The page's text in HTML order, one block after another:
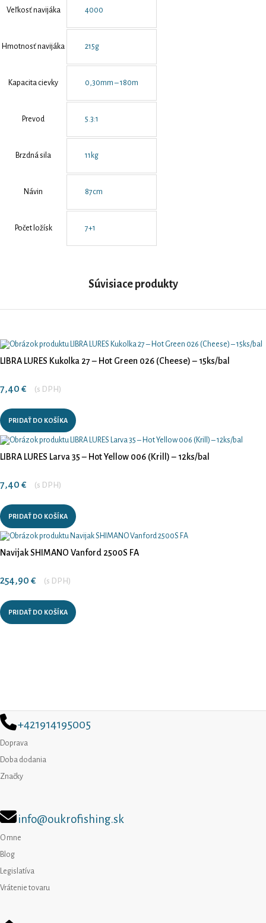
Veľkosť navijáka 4000
Hmotnosť navijáka 215g
Kapacita cievky 0,30mm – 180m
Prevod 5.3:1
Brzdná sila 11kg
Návin 87cm
Počet ložísk 7+1
Súvisiace produkty
LIBRA LURES Kukolka 27 – Hot Green 026 (Cheese) – 15ks/bal
7,40 € (s DPH)
PRIDAŤ DO KOŠÍKA
LIBRA LURES Larva 35 – Hot Yellow 006 (Krill) – 12ks/bal
7,40 € (s DPH)
PRIDAŤ DO KOŠÍKA
Navijak SHIMANO Vanford 2500S FA
254,90 € (s DPH)
PRIDAŤ DO KOŠÍKA
+421914195005
Doprava
Doba dodania
Značky
info@oukrofishing.sk
O mne
Blog
Legislatíva
Vrátenie tovaru